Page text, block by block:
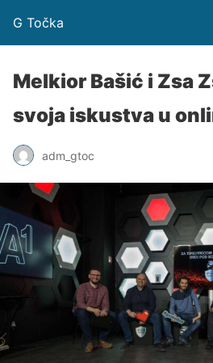
G Točka
Melkior Bašić i Zsa
svoja iskustva u
adm_gtoc